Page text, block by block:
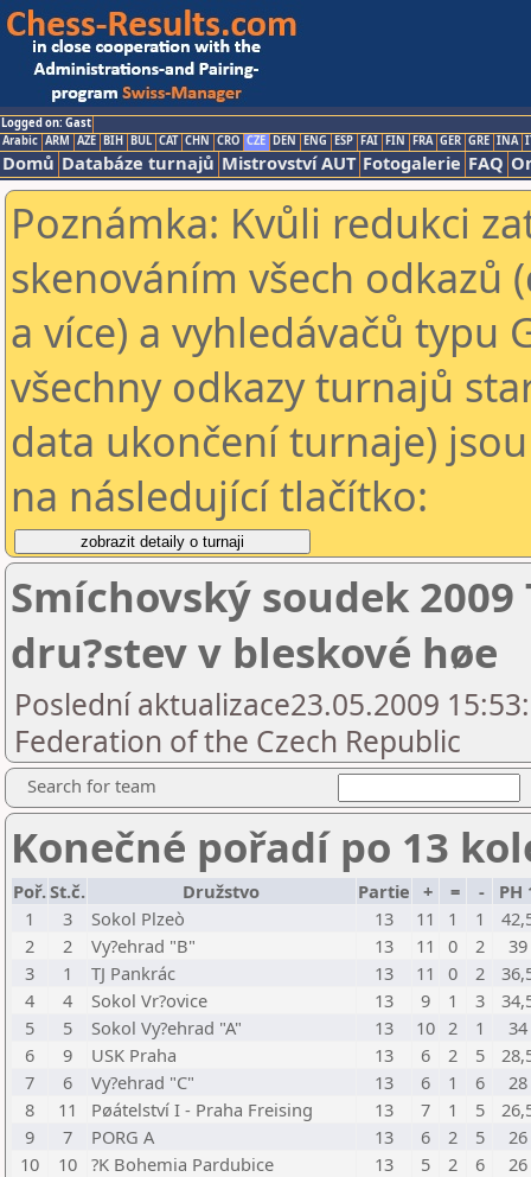
Logged on: Gast
Arabic ARM AZE BIH BUL CAT CHN CRO CZE DEN ENG ESP FAI FIN FRA GER GRE INA
Domů Databáze turnajů Mistrovství AUT Fotogalerie FAQ
Poznámka: Kvůli redukci
skenováním všech odkazů
a více) a vyhledávačů typu
všechny odkazy turnajů
data ukončení turnaje)
na následující tlačítko:
Smíchovský soudek
dru?stev v bleskové høe
Poslední aktualizace23.05.2009
Federation of the Czech Republic
Search for team
Konečné pořadí po 13
Poř.St.č. Družstvo Partie + = -
PH
1
3 Sokol Plzeò 13 11 1 1
2
2 Vy?ehrad "B" 13 11 0 2
39
3
1 TJ Pankrác 13 11 0 2
4
4 Sokol Vr?ovice 13 9 1 3
5
5 Sokol Vy?ehrad "A" 13 10 2 1
34
6
9 USK Praha 13 6 2 5
7
6 Vy?ehrad "C" 13 6 1 6
28
8
11 Pøátelství I - Praha Freising 13 7 1 5
9
7 PORG A 13 6 2 5
26
10
10 ?K Bohemia Pardubice 13 5 2 6
26